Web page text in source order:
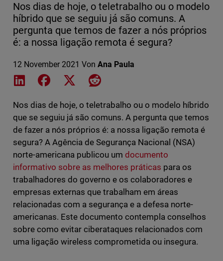
Nos dias de hoje, o teletrabalho ou o modelo
híbrido que se seguiu já são comuns. A
pergunta que temos de fazer a nós próprios
é: a nossa ligação remota é segura?
12 November 2021 Von Ana Paula
Share on LinkedIn
Share on Facebook
Share on XShare on Reddit
Nos dias de hoje, o teletrabalho ou o modelo híbrido
que se seguiu já são comuns. A pergunta que temos
de fazer a nós próprios é: a nossa ligação remota é
segura? A Agência de Segurança Nacional (NSA)
norte-americana publicou um documento
informativo sobre as melhores práticas para os
trabalhadores do governo e os colaboradores e
empresas externas que trabalham em áreas
relacionadas com a segurança e a defesa norte-
americanas. Este documento contempla conselhos
sobre como evitar ciberataques relacionados com
uma ligação wireless comprometida ou insegura.